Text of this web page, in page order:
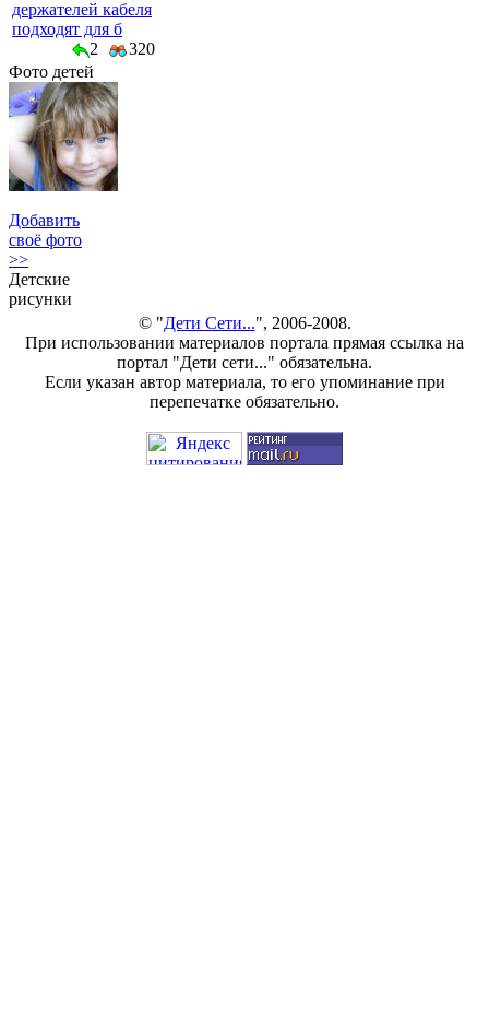
держателей кабеля
подходят для б
2
320
Фото детей
Добавить
своё фото
>>
Детские
рисунки
© "Дети Сети...", 2006-2008.
При использовании материалов портала прямая ссылка на
портал "Дети сети..." обязательна.
Если указан автор материала, то его упоминание при
перепечатке обязательно.